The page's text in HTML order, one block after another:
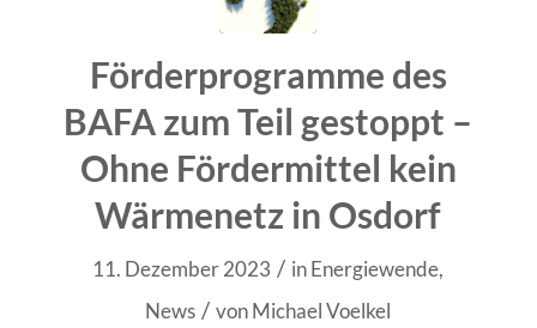
Förderprogramme des
BAFA zum Teil gestoppt –
Ohne Fördermittel kein
Wärmenetz in Osdorf
11. Dezember 2023 / inEnergiewende,
News / vonMichael Voelkel